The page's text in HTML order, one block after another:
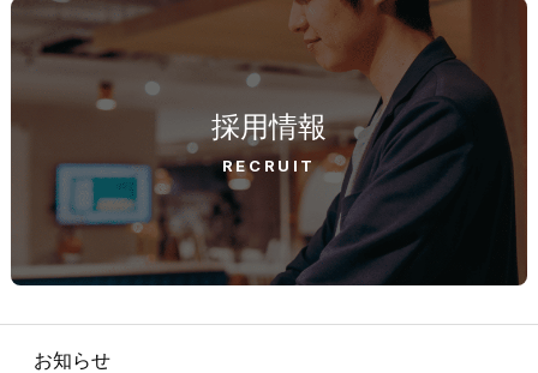
採用情報
RECRUIT
お知らせ